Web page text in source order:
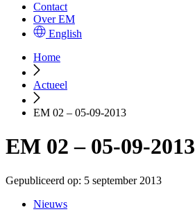
Contact
Over EM
English
Home
Actueel
EM 02 – 05-09-2013
EM 02 – 05-09-2013
Gepubliceerd op: 5 september 2013
Nieuws